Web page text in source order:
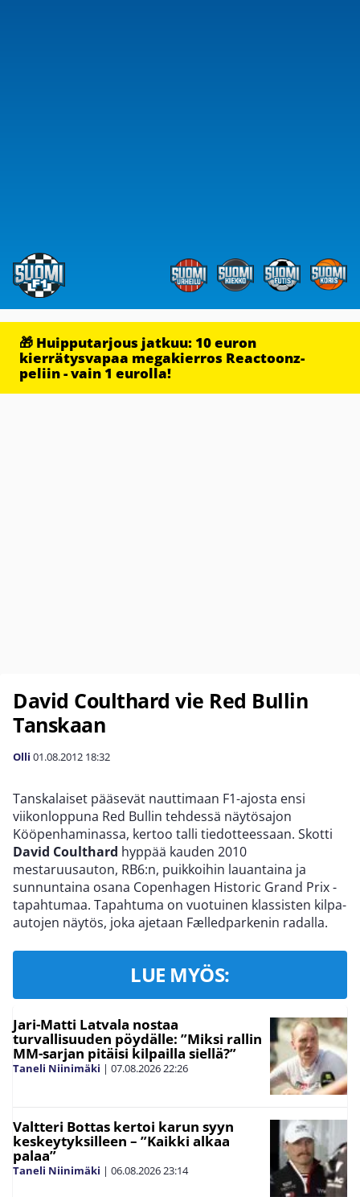
🎁 Huipputarjous jatkuu: 10 euron
kierrätysvapaa megakierros Reactoonz-
peliin - vain 1 eurolla!
David Coulthard vie Red Bullin
Tanskaan
Olli 01.08.2012 18:32
Tanskalaiset pääsevät nauttimaan F1-ajosta ensi
viikonloppuna Red Bullin tehdessä näytösajon
Kööpenhaminassa, kertoo talli tiedotteessaan. Skotti
David Coulthard hyppää kauden 2010
mestaruusauton, RB6:n, puikkoihin lauantaina ja
sunnuntaina osana Copenhagen Historic Grand Prix -
tapahtumaa. Tapahtuma on vuotuinen klassisten kilpa-
autojen näytös, joka ajetaan Fælledparkenin radalla.
LUE MYÖS:
Jari-Matti Latvala nostaa
turvallisuuden pöydälle: ”Miksi rallin
MM-sarjan pitäisi kilpailla siellä?”
Taneli Niinimäki | 07.08.202622:26
Valtteri Bottas kertoi karun syyn
keskeytyksilleen – ”Kaikki alkaa
palaa”
Taneli Niinimäki | 06.08.202623:14